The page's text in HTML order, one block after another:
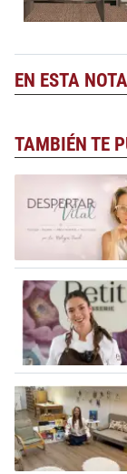
EN ESTA NOTA
TAMBIÉN TE